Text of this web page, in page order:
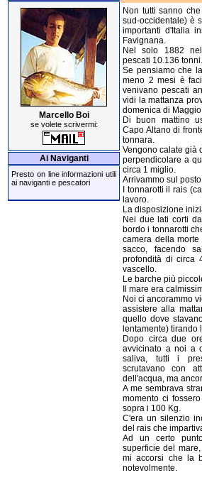
Marcello Boi
se volete scrivermi:
Ai Naviganti
Presto on line informazioni utili
ai naviganti e pescatori
Non tutti sanno
sud-occidentale) è
importanti d'Italia
Favignana.
Nel solo 1882
pescati 10.136 tonni.
Se pensiamo che
meno 2 mesi è
venivano pescati
vidi la mattanza
domenica di
Di buon mattino
Capo Altano di
tonnara.
Vengono calate già
perpendicolare a
circa 1 miglio.
Arrivammo sul
I tonnarotti il rais
lavoro.
La disposizione
Nei due lati corti
bordo i tonnarotti
camera della
sacco, facendo
profondità di circa
vascello.
Le barche più
Il mare era
Noi ci ancorammo
assistere alla
quello dove
lentamente) tirando
Dopo circa due
avvicinato a noi a
saliva, tutti i
scrutavano con
dell'acqua, ma
A me sembrava
momento ci
sopra i 100 Kg.
C'era un silenzio
del rais che
Ad un certo
superficie del
mi accorsi che la
notevolmente.